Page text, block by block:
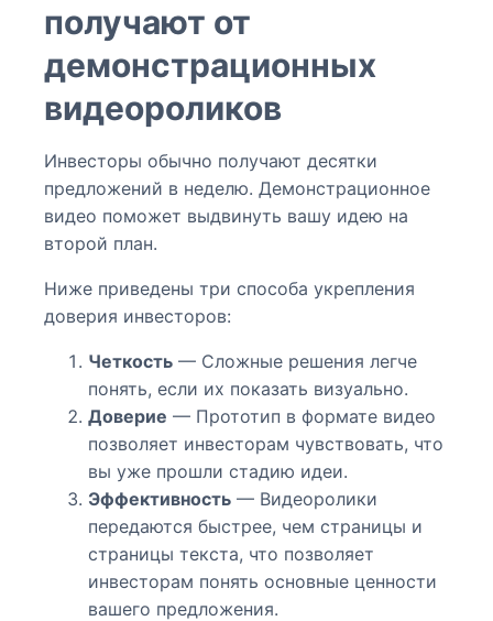
получают от
демонстрационных
видеороликов
Инвесторы обычно получают десятки
предложений в неделю. Демонстрационное
видео поможет выдвинуть вашу идею на
второй план.
Ниже приведены три способа укрепления
доверия инвесторов:
Четкость — Сложные решения легче
понять, если их показать визуально.
Доверие — Прототип в формате видео
позволяет инвесторам чувствовать, что
вы уже прошли стадию идеи.
Эффективность — Видеоролики
передаются быстрее, чем страницы и
страницы текста, что позволяет
инвесторам понять основные ценности
вашего предложения.